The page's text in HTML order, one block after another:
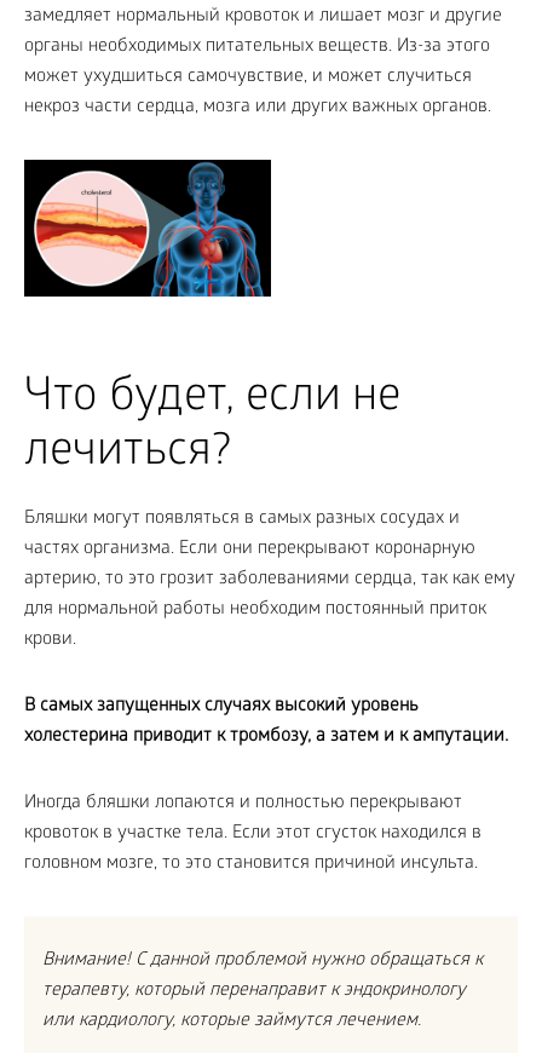
замедляет нормальный кровоток и лишает мозг и другие
органы необходимых питательных веществ. Из-за этого
может ухудшиться самочувствие, и может случиться
некроз части сердца, мозга или других важных органов.
Что будет, если не
лечиться?
Бляшки могут появляться в самых разных сосудах и
частях организма. Если они перекрывают коронарную
артерию, то это грозит заболеваниями сердца, так как ему
для нормальной работы необходим постоянный приток
крови.
В самых запущенных случаях высокий уровень
холестерина приводит к тромбозу, а затем и к ампутации.
Иногда бляшки лопаются и полностью перекрывают
кровоток в участке тела. Если этот сгусток находился в
головном мозге, то это становится причиной инсульта.
Внимание! С данной проблемой нужно обращаться к
терапевту, который перенаправит к эндокринологу
или кардиологу, которые займутся лечением.